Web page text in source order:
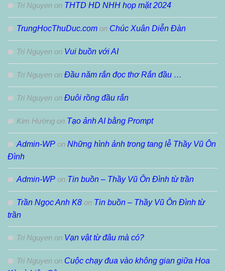
Tri Nguyen on THTD HD NHH họp mặt 2024
TrungHocThuDuc.com on Chúc Xuân Diễn Đàn
Tri Nguyen on Vui buồn với AI
Tri Nguyen on Đầu năm rắn đọc thơ Rắn đầu …
Tri Nguyen on Đuôi rồng đầu rắn
Kim Hường on Tạo ảnh AI bằng Prompt
Admin-WP on Những hình ảnh trong tang lễ Thầy Vũ Ôn
Đình
Admin-WP on Tin buồn – Thầy Vũ Ôn Đình từ trần
Trần Ngọc Anh K8 on Tin buồn – Thầy Vũ Ôn Đình từ
trần
Tri Nguyen on Vạn vật từ đâu mà có?
Tri Nguyen on Cuộc chạy đua vào không gian giữa Hoa